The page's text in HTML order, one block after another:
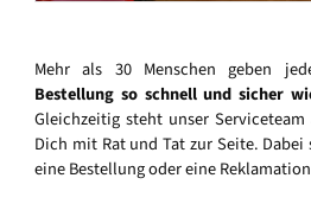
Mehr als 30 Menschen geben
Bestellung so schnell und sicher
Gleichzeitig steht unser
Dich mit Rat und Tat zur Seite.
eine Bestellung oder eine